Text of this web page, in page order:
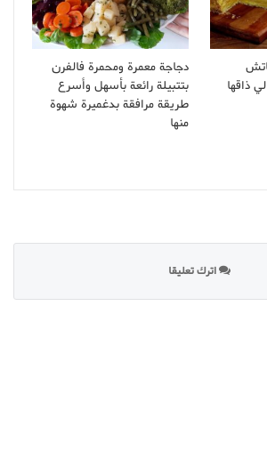
ذاقها
دجاجة معمرة ومحمرة فالفرن
بتتبيلة رائعة بأسهل وأسرع
طريقة مرافقة بدغميرة شهوة
منها
اترك تعليقا